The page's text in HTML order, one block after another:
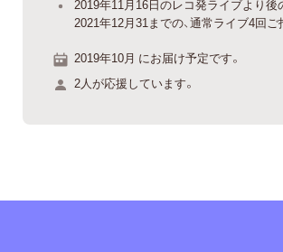
2019年11月16日のレコ発ライブより後
2021年12月31までの、通常ライブ4回ご
2019年10月 にお届け予定です。
2人が応援しています。